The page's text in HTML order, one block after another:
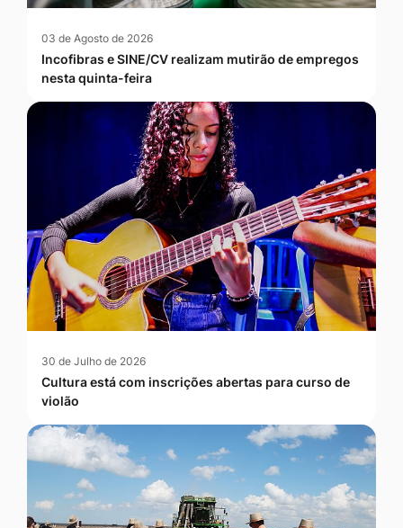
03 de Agosto de 2026
Incofibras e SINE/CV realizam mutirão de empregos
nesta quinta-feira
30 de Julho de 2026
Cultura está com inscrições abertas para curso de
violão